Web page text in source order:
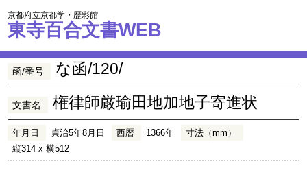
京都府立京都学・歴彩館
東寺百合文書WEB
函/番号 な函/120/
文書名 権律師厳瑜田地加地子寄進状
年月日 貞治5年8月日 西暦 1366年
寸法（mm）
縦314 x 横512